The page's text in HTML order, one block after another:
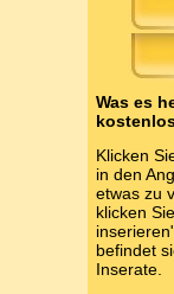
Was es
Klicken
in den
etwas zu
klicken
befindet
Inserate.